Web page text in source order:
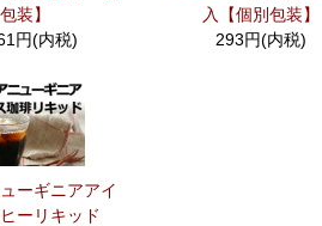
包装】
円(内税)
入【個別包装】
293円(内税)
ーギニアアイ
ーリキッド